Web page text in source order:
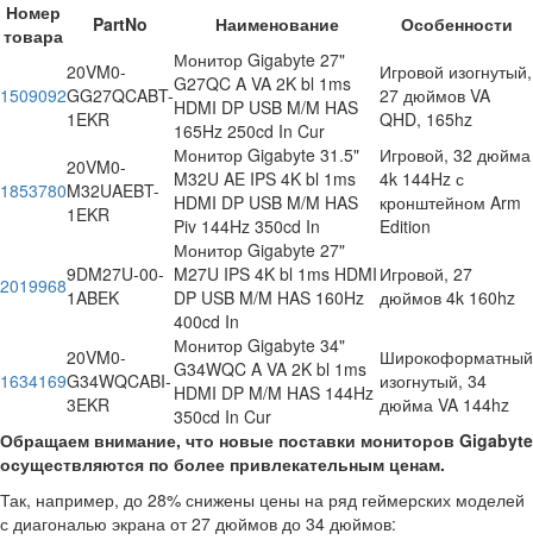
Номер
товара
PartNo Наименование Особенности
1509092
20VM0-
GG27QCABT-
1EKR
Монитор Gigabyte 27"
G27QC A VA 2K bl 1ms
HDMI DP USB M/M HAS
165Hz 250cd In Cur
Игровой изогнутый,
27 дюймов VA
QHD, 165hz
1853780
20VM0-
M32UAEBT-
1EKR
Монитор Gigabyte 31.5"
M32U AE IPS 4K bl 1ms
HDMI DP USB M/M HAS
Piv 144Hz 350cd In
Игровой, 32 дюйма
4k 144Hz с
кронштейном Arm
Edition
20199689DM27U-00-
1ABEK
Монитор Gigabyte 27"
M27U IPS 4K bl 1ms HDMI
DP USB M/M HAS 160Hz
400cd In
Игровой, 27
дюймов 4k 160hz
1634169
20VM0-
G34WQCABI-
3EKR
Монитор Gigabyte 34"
G34WQC A VA 2K bl 1ms
HDMI DP M/M HAS 144Hz
350cd In Cur
Широкоформатный
изогнутый, 34
дюйма VA 144hz
Обращаем внимание, что новые поставки мониторов Gigabyte
осуществляются по более привлекательным ценам.
Так, например, до 28% снижены цены на ряд геймерских моделей
с диагональю экрана от 27 дюймов до 34 дюймов: